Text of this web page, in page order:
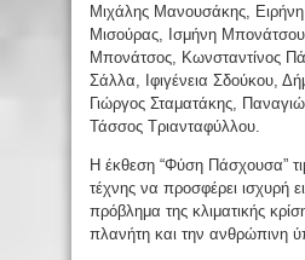
Μιχάλης Μανουσάκης,
Μισούρας, Ισμήνη
Μπονάτσος, Κωνσταντίνος
Σάλλα, Ιφιγένεια Σδούκου,
Γιώργος Σταματάκης,
Τάσσος Τριανταφύλλου.
Η έκθεση “Φύση Πάσχουσα”
τέχνης να προσφέρει ισχυρή
πρόβλημα της κλιματικής
πλανήτη και την ανθρώπινη